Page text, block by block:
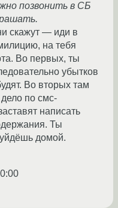
позвонить в СБ
скажут — иди в
на тебя
Во первых, ты
убытков
Во вторых там
по смс-
написать
Ты
домой.